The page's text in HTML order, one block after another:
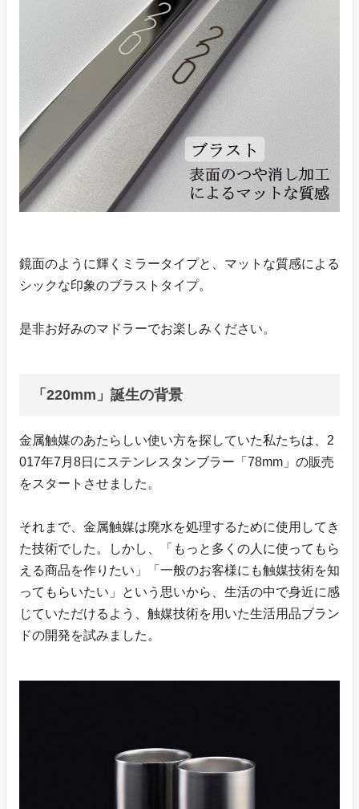
鏡面のように輝くミラータイプと、マットな質感による
シックな印象のブラストタイプ。
是非お好みのマドラーでお楽しみください。
「220mm」誕生の背景
金属触媒のあたらしい使い方を探していた私たちは、2
017年7月8日にステンレスタンブラー「78mm」の販売
をスタートさせました。
それまで、金属触媒は廃水を処理するために使用してき
た技術でした。しかし、「もっと多くの人に使ってもら
える商品を作りたい」「一般のお客様にも触媒技術を知
ってもらいたい」という思いから、生活の中で身近に感
じていただけるよう、触媒技術を用いた生活用品ブラン
ドの開発を試みました。